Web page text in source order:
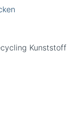
Kunststoff